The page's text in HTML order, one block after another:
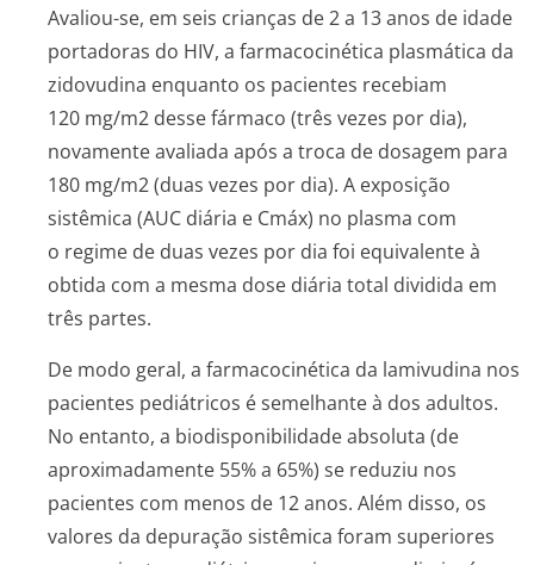
Avaliou-se, em seis crianças de 2 a 13 anos de idade
portadoras do HIV, a farmacocinética plasmática da
zidovudina enquanto os pacientes recebiam
120 mg/m2 desse fármaco (três vezes por dia),
novamente avaliada após a troca de dosagem para
180 mg/m2 (duas vezes por dia). A exposição
sistêmica (AUC diária e Cmáx) no plasma com
o regime de duas vezes por dia foi equivalente à
obtida com a mesma dose diária total dividida em
três partes.
De modo geral, a farmacocinética da lamivudina nos
pacientes pediátricos é semelhante à dos adultos.
No entanto, a biodisponibilidade absoluta (de
aproximadamente 55% a 65%) se reduziu nos
pacientes com menos de 12 anos. Além disso, os
valores da depuração sistêmica foram superiores